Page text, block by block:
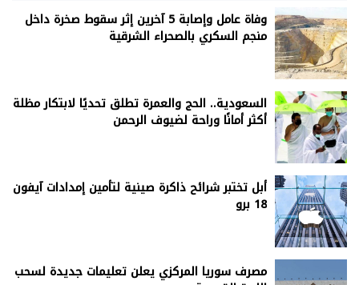
وفاة عامل وإصابة 5 آخرين إثر سقوط صخرة داخل
منجم السكري بالصحراء الشرقية
السعودية.. الحج والعمرة تطلق تحديًا لابتكار مظلة
أكثر أمانًا وراحة لضيوف الرحمن
أبل تختبر شرائح ذاكرة صينية لتأمين إمدادات آيفون
18 برو
مصرف سوريا المركزي يعلن تعليمات جديدة لسحب